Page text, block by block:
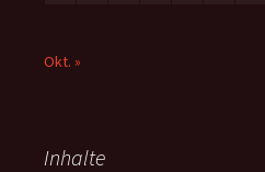
Okt. »
Inhalte